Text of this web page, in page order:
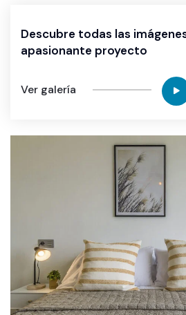
Descubre todas las
apasionante proyecto
Ver galería